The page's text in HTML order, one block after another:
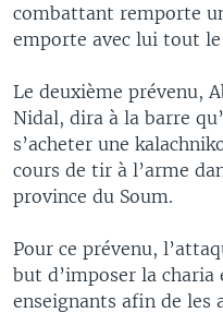
combattant remporte
emporte avec lui tout
Le deuxième prévenu,
Nidal, dira à la barre
s’acheter une
cours de tir à l’arme
province du Soum.
Pour ce prévenu,
but d’imposer la
enseignants afin de les